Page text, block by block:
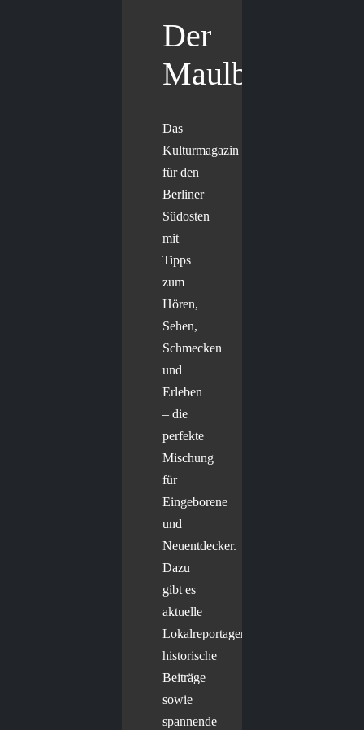
Der
Maulbär
Das
Kulturmagazin
für den
Berliner
Südosten
mit
Tipps
zum
Hören,
Sehen,
Schmecken
und
Erleben
– die
perfekte
Mischung
für
Eingeborene
und
Neuentdecker.
Dazu
gibt es
aktuelle
Lokalreportagen,
historische
Beiträge
sowie
spannende